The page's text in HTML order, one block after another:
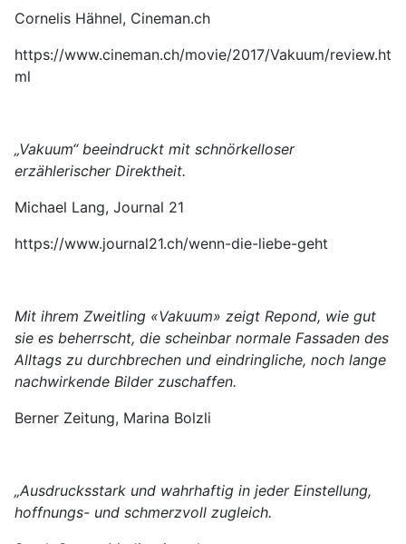
Cornelis Hähnel, Cineman.ch
https://www.cineman.ch/movie/2017/Vakuum/review.ht
ml
„Vakuum“ beeindruckt mit schnörkelloser
erzählerischer Direktheit.
Michael Lang, Journal 21
https://www.journal21.ch/wenn-die-liebe-geht
Mit ihrem Zweitling «Vakuum» zeigt Repond, wie gut
sie es beherrscht, die scheinbar normale Fassaden des
Alltags zu durchbrechen und eindringliche, noch lange
nachwirkende Bilder zuschaffen.
Berner Zeitung, Marina Bolzli
„Ausdrucksstark und wahrhaftig in jeder Einstellung,
hoffnungs- und schmerzvoll zugleich.